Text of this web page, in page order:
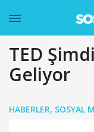
TED
Geliyor
HABERLER, SOSYAL